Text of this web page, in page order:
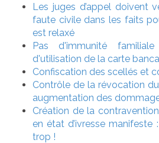
Les juges d’appel doivent
faute civile dans les faits
est relaxé
Pas d'immunité
d'utilisation de la carte
Confiscation des scellés et
Contrôle de la révocation
augmentation des
Création de la
en état d’ivresse
trop !